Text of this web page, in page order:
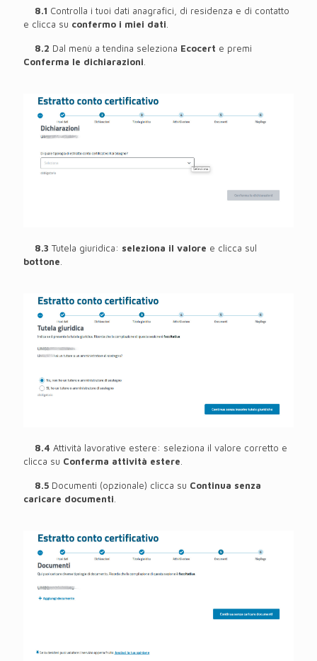
8.1 Controlla i tuoi dati anagrafici, di residenza e di contatto
e clicca su confermo i miei dati
8.2 Dal menù a tendina seleziona Ecocert e premi
Conferma le dichiarazioni
8.3 Tutela giuridica: seleziona il valore e clicca sul
bottone
8.4 Attività lavorative estere: seleziona il valore corretto e
clicca su Conferma attività estere
8.5 Documenti (opzionale) clicca su Continua senza
caricare documenti